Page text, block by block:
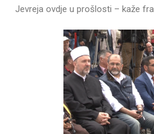
Jevreja ovdje u prošlosti – kaže